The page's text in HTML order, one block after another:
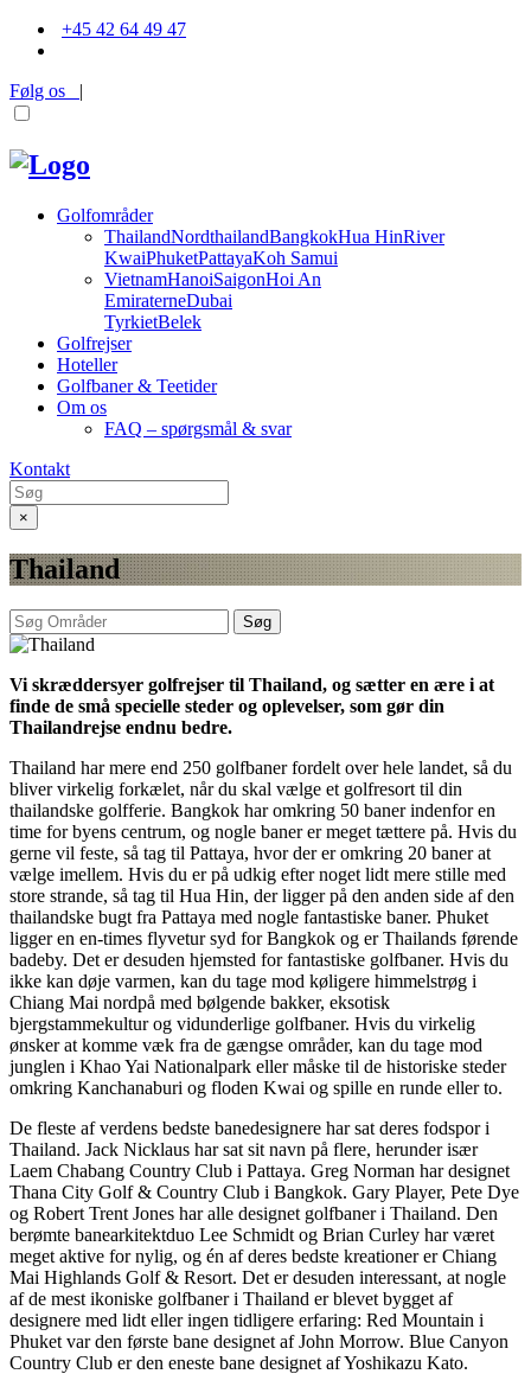
+45 42 64 49 47
Følg os |
Golfområder
ThailandNordthailandBangkokHua HinRiver
KwaiPhuketPattayaKoh Samui
VietnamHanoiSaigonHoi An
EmiraterneDubai
TyrkietBelek
Golfrejser
Hoteller
Golfbaner & Teetider
Om os
FAQ – spørgsmål & svar
Kontakt
×
Thailand
Søg
Vi skræddersyer golfrejser til Thailand, og sætter en ære i at
finde de små specielle steder og oplevelser, som gør din
Thailandrejse endnu bedre.
Thailand har mere end 250 golfbaner fordelt over hele landet, så du
bliver virkelig forkælet, når du skal vælge et golfresort til din
thailandske golfferie. Bangkok har omkring 50 baner indenfor en
time for byens centrum, og nogle baner er meget tættere på. Hvis du
gerne vil feste, så tag til Pattaya, hvor der er omkring 20 baner at
vælge imellem. Hvis du er på udkig efter noget lidt mere stille med
store strande, så tag til Hua Hin, der ligger på den anden side af den
thailandske bugt fra Pattaya med nogle fantastiske baner. Phuket
ligger en en-times flyvetur syd for Bangkok og er Thailands førende
badeby. Det er desuden hjemsted for fantastiske golfbaner. Hvis du
ikke kan døje varmen, kan du tage mod køligere himmelstrøg i
Chiang Mai nordpå med bølgende bakker, eksotisk
bjergstammekultur og vidunderlige golfbaner. Hvis du virkelig
ønsker at komme væk fra de gængse områder, kan du tage mod
junglen i Khao Yai Nationalpark eller måske til de historiske steder
omkring Kanchanaburi og floden Kwai og spille en runde eller to.
De fleste af verdens bedste banedesignere har sat deres fodspor i
Thailand. Jack Nicklaus har sat sit navn på flere, herunder især
Laem Chabang Country Club i Pattaya. Greg Norman har designet
Thana City Golf & Country Club i Bangkok. Gary Player, Pete Dye
og Robert Trent Jones har alle designet golfbaner i Thailand. Den
berømte banearkitektduo Lee Schmidt og Brian Curley har været
meget aktive for nylig, og én af deres bedste kreationer er Chiang
Mai Highlands Golf & Resort. Det er desuden interessant, at nogle
af de mest ikoniske golfbaner i Thailand er blevet bygget af
designere med lidt eller ingen tidligere erfaring: Red Mountain i
Phuket var den første bane designet af John Morrow. Blue Canyon
Country Club er den eneste bane designet af Yoshikazu Kato.